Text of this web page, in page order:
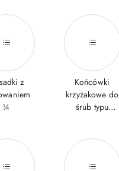
z
¼
Końcówki
krzyżakowe do
śrub typu